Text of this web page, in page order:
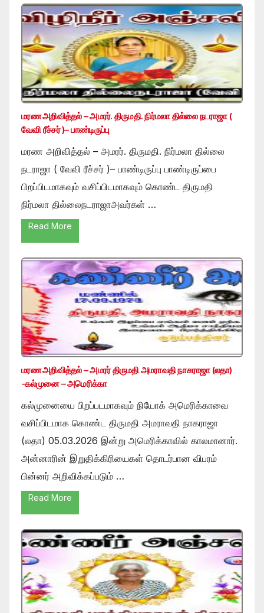
மரண அறிவித்தல் – அமரர். திருமதி. நிர்மலா தில்லை நடராஜா (
வேவி ரீச்சர் )– பாண்டிருப்பு
மரண அறிவித்தல் – அமரர். திருமதி. நிர்மலா தில்லை
நடராஜா ( வேவி ரீச்சர் )– பாண்டிருப்பு பாண்டிருப்பை
பிறப்பிடமாகவும் வசிப்பிடமாகவும் கொண்ட திருமதி
நிர்மலா தில்லைநடராஜாஅவர்கள் …
Read More
மரண அறிவித்தல் – அமரர் திருமதி அமராவதி நாகராஜா (லதா)
-கல்முனை – அமெரிக்கா
கல்முனையை பிறப்படமாகவும் நியோக் அமெரிக்காவை
வசிப்பிடமாக கொண்ட திருமதி அமராவதி நாகராஜா
(லதா) 05.03.2026 இன்று அமெரிக்காவில் காலமானார்.
அன்னாரின் இறுதிக்கிரியைகள் தொடர்பான விபரம்
பின்னர் அறிவிக்கப்படும் …
Read More